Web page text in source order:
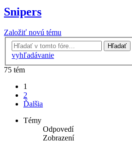
Snipers
Založiť novú tému
Hľadať
vyhľadávanie
75 tém
1
2
Ďalšia
Témy
Odpovedí
Zobrazení